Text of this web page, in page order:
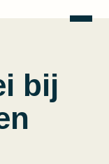
Open
bij